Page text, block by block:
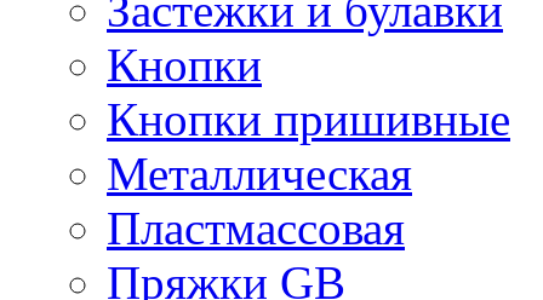
Кнопки
Кнопки пришивные
Металлическая
Пластмассовая
Пряжки GB